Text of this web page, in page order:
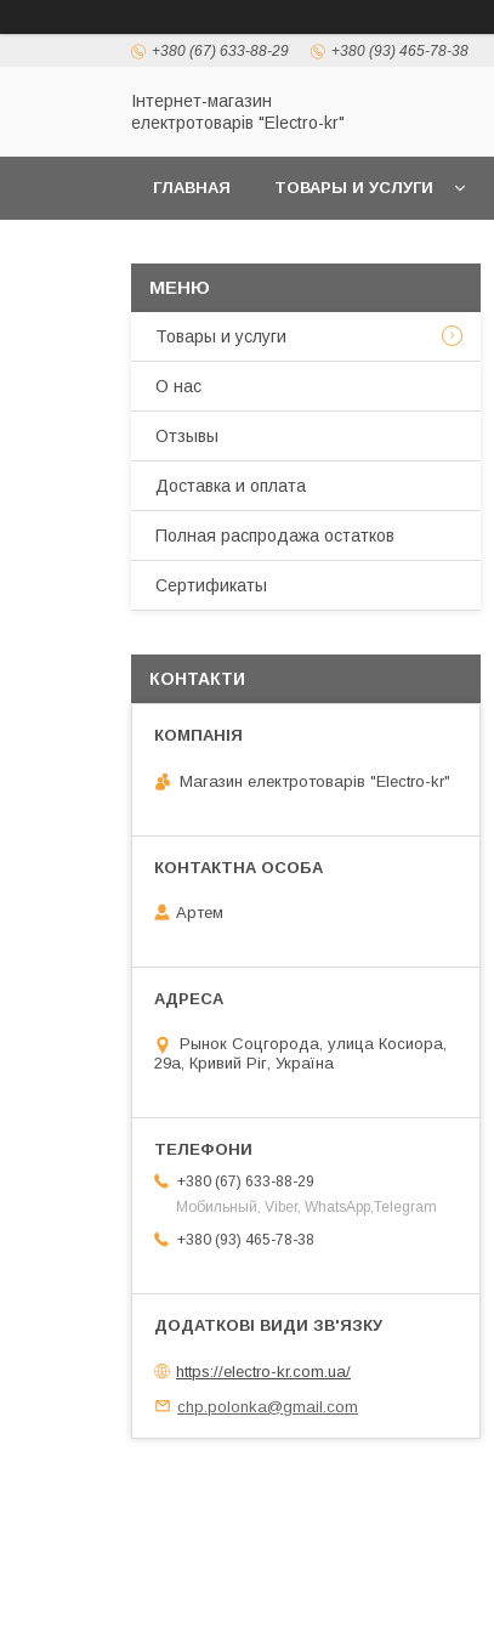
+380 (67) 633-88-29 +380 (93) 465-78-38
Інтернет-магазин
електротоварів "Electro-kr"
ГЛАВНАЯ ТОВАРЫ И УСЛУГИ
Товары и услуги
О нас
Отзывы
Доставка и оплата
Полная распродажа остатков
Сертификаты
КОНТАКТИ
Магазин електротоварів "Electro-kr"
Артем
Рынок Соцгорода, улица Косиора,
29а, Кривий Ріг, Україна
+380 (67) 633-88-29
Мобильный, Viber, WhatsApp,Telegram
+380 (93) 465-78-38
https://electro-kr.com.ua/
chp.polonka@gmail.com